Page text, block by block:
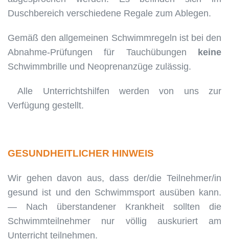
Duschbereich verschiedene Regale zum Ablegen.
Gemäß den allgemeinen Schwimmregeln ist bei den
Abnahme-Prüfungen für Tauchübungen
keine
Schwimmbrille und Neoprenanzüge zulässig.
Alle Unterrichtshilfen werden von uns zur
Verfügung gestellt.
GESUNDHEITLICHER HINWEIS
Wir gehen davon aus, dass der/die Teilnehmer/in
gesund ist und den Schwimmsport ausüben kann.
— Nach überstandener Krankheit sollten die
Schwimmteilnehmer nur völlig auskuriert am
Unterricht teilnehmen.